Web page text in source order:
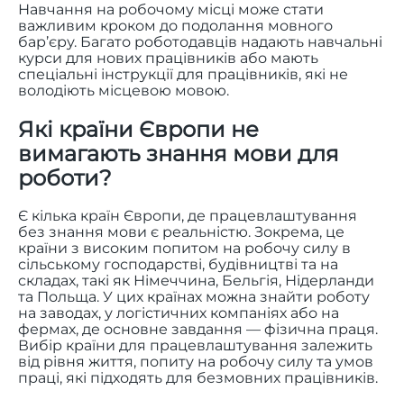
Навчання на робочому місці може стати
важливим кроком до подолання мовного
бар’єру. Багато роботодавців надають навчальні
курси для нових працівників або мають
спеціальні інструкції для працівників, які не
володіють місцевою мовою.
Які країни Європи не
вимагають знання мови для
роботи?
Є кілька країн Європи, де працевлаштування
без знання мови є реальністю. Зокрема, це
країни з високим попитом на робочу силу в
сільському господарстві, будівництві та на
складах, такі як Німеччина, Бельгія, Нідерланди
та Польща. У цих країнах можна знайти роботу
на заводах, у логістичних компаніях або на
фермах, де основне завдання — фізична праця.
Вибір країни для працевлаштування залежить
від рівня життя, попиту на робочу силу та умов
праці, які підходять для безмовних працівників.